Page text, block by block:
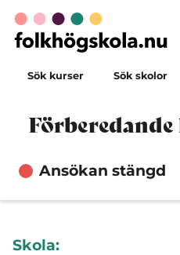
Sök kurser Sök skolor
Ansökan stängd
Skola: